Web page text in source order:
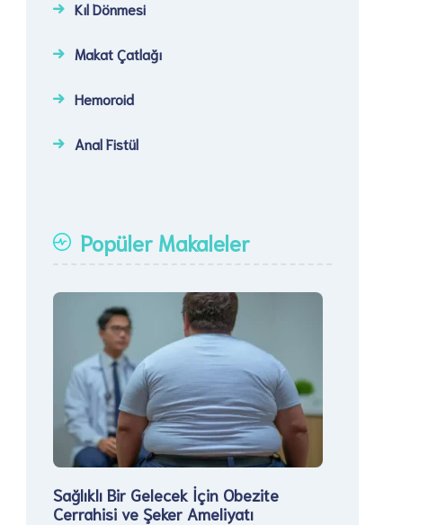
Kıl Dönmesi
Makat Çatlağı
Hemoroid
Anal Fistül
Popüler Makaleler
Sağlıklı Bir Gelecek İçin Obezite
Cerrahisi ve Şeker Ameliyatı